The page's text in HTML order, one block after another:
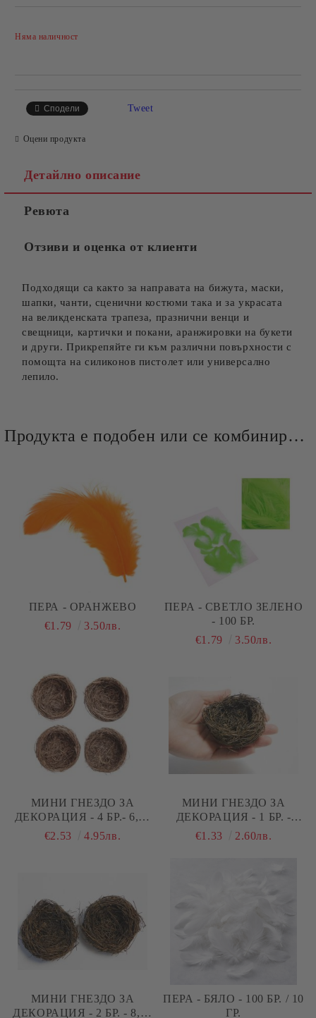
Няма наличност
Сподели Tweet
Оцени продукта
Детайлно описание
Ревюта
Отзиви и оценка от клиенти
Подходящи са както за направата на бижута, маски,
шапки, чанти, сценични костюми така и за украсата
на великденската трапеза, празнични венци и
свещници, картички и покани, аранжировки на букети
и други. Прикрепяйте ги към различни повърхности с
помощта на силиконов пистолет или универсално
лепило.
Продукта е подобен или се комбинира добре и със следните продукти :
ПЕРА - ОРАНЖЕВО
€1.79
3.50лв.
ПЕРА - СВЕТЛО ЗЕЛЕНО
- 100 БР.
€1.79
3.50лв.
МИНИ ГНЕЗДО ЗА
ДЕКОРАЦИЯ - 4 БР.- 6,00
СМ
€2.53 4.95лв.
МИНИ ГНЕЗДО ЗА
ДЕКОРАЦИЯ - 1 БР. -
11,50 СМ
€1.33 2.60лв.
МИНИ ГНЕЗДО ЗА
ДЕКОРАЦИЯ - 2 БР. - 8,50
ПЕРА - БЯЛО - 100 БР. / 10
ГР.